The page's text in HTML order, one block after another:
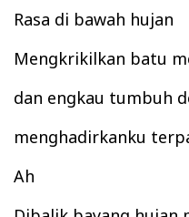
Rasa di bawah hujan
Mengkrikilkan batu
dan engkau tumbuh
menghadirkanku
Ah